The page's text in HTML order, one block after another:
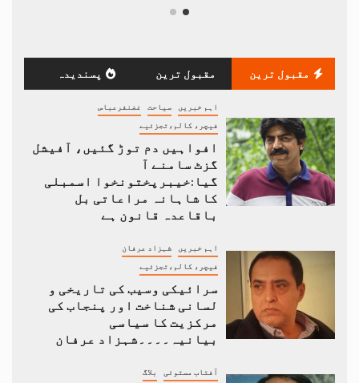
مقبول ترین مقبول ترین پسندیدہ
اہم خبریں سیاحت غضنفرعباس
فیچر، کالم،تجزئیے
افواہیں دم توڑ گئیں، آفیشل
گزٹ سامنے آ
گیا:خیبرپختونخوا اسمبلی
کا شاہانہ مراعاتی بل
باقاعدہ قانون ہے
اہم خبریں شہزاد عرفان
فیچر، کالم،تجزئیے
سرائیکی وسیب کی تاریخی و
لسانی شناخت اور پنجاب کی
مرکزیت کا سیاسی
بیانیہ۔۔۔۔شہزاد عرفان
آفتاب مستوئی بلاگ